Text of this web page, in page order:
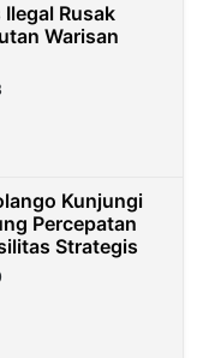
Rusak
Warisan
Kunjungi
Percepatan
Strategis